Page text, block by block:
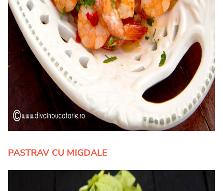
PASTRAV CU MIGDALE